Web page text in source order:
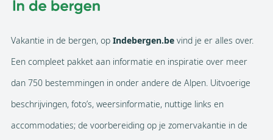
Vakantie in de bergen, op Indebergen.be vind je er alles over.
Een compleet pakket aan informatie en inspiratie over meer
dan 750 bestemmingen in onder andere de Alpen. Uitvoerige
beschrijvingen, foto’s, weersinformatie, nuttige links en
accommodaties; de voorbereiding op je zomervakantie in de